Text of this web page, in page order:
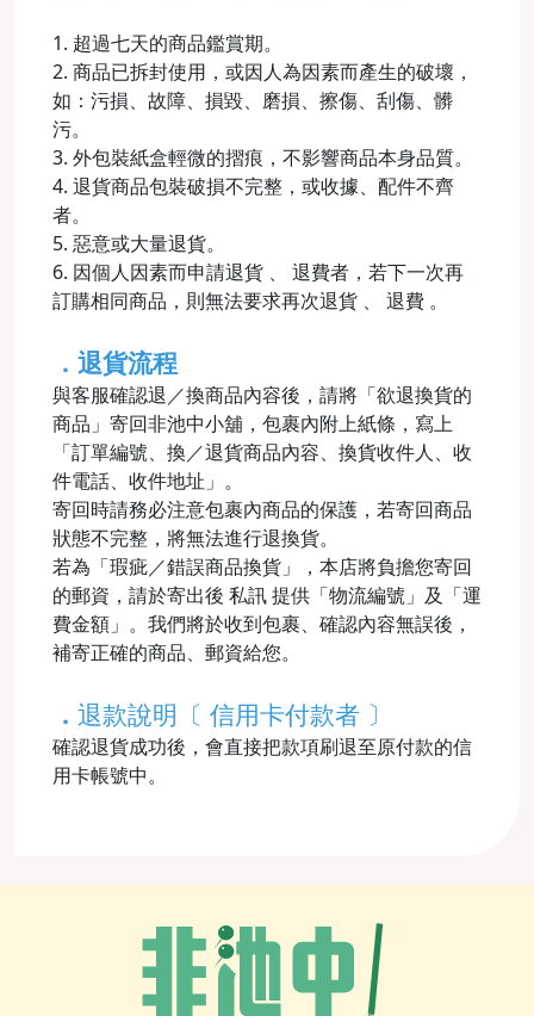
1. 超過七天的商品鑑賞期。
2. 商品已拆封使用，或因人為因素而產生的破壞，
如：污損、故障、損毀、磨損、擦傷、刮傷、髒
污。
3. 外包裝紙盒輕微的摺痕，不影響商品本身品質。
4. 退貨商品包裝破損不完整，或收據、配件不齊
者。
5. 惡意或大量退貨。
6. 因個人因素而申請退貨 、 退費者，若下一次再
訂購相同商品，則無法要求再次退貨 、 退費 。
．退貨流程
與客服確認退／換商品內容後，請將「欲退換貨的
商品」寄回非池中小舖，包裹內附上紙條，寫上
「訂單編號、換／退貨商品內容、換貨收件人、收
件電話、收件地址」。
寄回時請務必注意包裹內商品的保護，若寄回商品
狀態不完整，將無法進行退換貨。
若為「瑕疵／錯誤商品換貨」，本店將負擔您寄回
的郵資，請於寄出後 私訊 提供「物流編號」及「運
費金額」。我們將於收到包裹、確認內容無誤後，
補寄正確的商品、郵資給您。
． 退款說明〔 信用卡付款者 〕
確認退貨成功後，會直接把款項刷退至原付款的信
用卡帳號中。